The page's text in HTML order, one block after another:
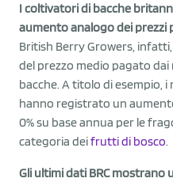
I coltivatori di bacche
aumento analogo dei prezzi
British Berry Growers,
del prezzo medio pagato
bacche. A titolo di esempio,
hanno registrato un
0% su base annua per le
categoria deifrutti di bosco.
Gli ultimi dati BRC mostrano